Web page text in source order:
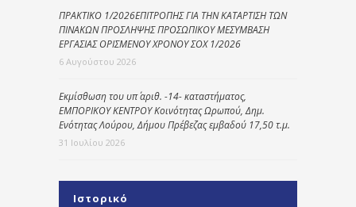
ΠΡΑΚΤΙΚΟ 1/2026ΕΠΙΤΡΟΠΗΣ ΓΙΑ ΤΗΝ ΚΑΤΑΡΤΙΣΗ ΤΩΝ
ΠΙΝΑΚΩΝ ΠΡΟΣΛΗΨΗΣ ΠΡΟΣΩΠΙΚΟΥ ΜΕΣΥΜΒΑΣΗ
ΕΡΓΑΣΙΑΣ ΟΡΙΣΜΕΝΟΥ ΧΡΟΝΟΥ ΣΟΧ 1/2026
6 Αυγούστου 2026
Εκμίσθωση του υπ΄ αριθ. -14- καταστήματος,
ΕΜΠΟΡΙΚΟΥ ΚΕΝΤΡΟΥ Κοινότητας Ωρωπού, Δημ.
Ενότητας Λούρου, Δήμου Πρέβεζας εμβαδού 17,50 τ.μ.
31 Ιουλίου 2026
Ιστορικό